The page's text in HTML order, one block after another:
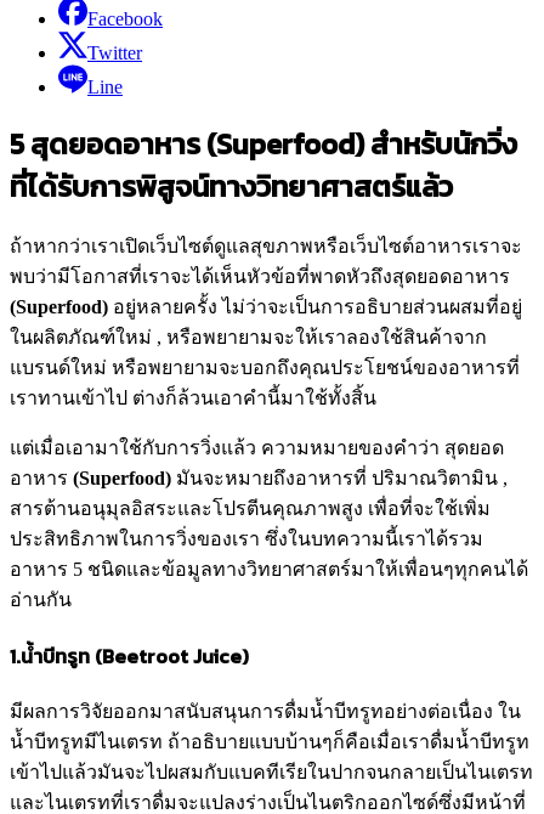
Facebook
Twitter
Line
5 สุดยอดอาหาร (Superfood) สำหรับนักวิ่ง
ที่ได้รับการพิสูจน์ทางวิทยาศาสตร์แล้ว
ถ้าหากว่าเราเปิดเว็บไซต์ดูแลสุขภาพหรือเว็บไซต์อาหารเราจะ
พบว่ามีโอกาสที่เราจะได้เห็นหัวข้อที่พาดหัวถึงสุดยอดอาหาร
(Superfood) อยู่หลายครั้ง ไม่ว่าจะเป็นการอธิบายส่วนผสมที่อยู่
ในผลิตภัณฑ์ใหม่ , หรือพยายามจะให้เราลองใช้สินค้าจาก
แบรนด์ใหม่ หรือพยายามจะบอกถึงคุณประโยชน์ของอาหารที่
เราทานเข้าไป ต่างก็ล้วนเอาคำนี้มาใช้ทั้งสิ้น
แต่เมื่อเอามาใช้กับการวิ่งแล้ว ความหมายของคำว่า สุดยอด
อาหาร (Superfood) มันจะหมายถึงอาหารที่ ปริมาณวิตามิน ,
สารต้านอนุมุลอิสระและโปรตีนคุณภาพสูง เพื่อที่จะใช้เพิ่ม
ประสิทธิภาพในการวิ่งของเรา ซึ่งในบทความนี้เราได้รวม
อาหาร 5 ชนิดและข้อมูลทางวิทยาศาสตร์มาให้เพื่อนๆทุกคนได้
อ่านกัน
1.น้ำบีทรูท (Beetroot Juice)
มีผลการวิจัยออกมาสนับสนุนการดื่มน้ำบีทรูทอย่างต่อเนื่อง ใน
น้ำบีทรูทมีไนเตรท ถ้าอธิบายแบบบ้านๆก็คือเมื่อเราดื่มน้ำบีทรูท
เข้าไปแล้วมันจะไปผสมกับแบคทีเรียในปากจนกลายเป็นไนเตรท
และไนเตรทที่เราดื่มจะแปลงร่างเป็นไนตริกออกไซด์ซึ่งมีหน้าที่